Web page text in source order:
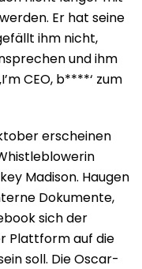
Er hat seine
ihm nicht,
und ihm
CEO, b****‘ zum
erscheinen
Madison. Haugen
Dokumente,
sich der
Plattform auf die
soll. Die Oscar-